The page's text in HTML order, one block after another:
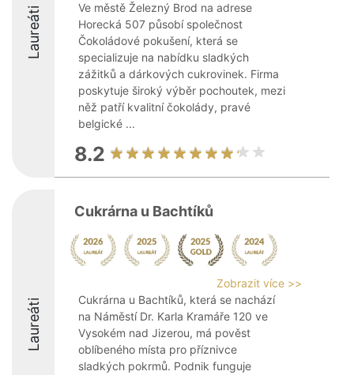
Laureáti
Ve městě Železný Brod na adrese
Horecká 507 působí společnost
Čokoládové pokušení, která se
specializuje na nabídku sladkých
zážitků a dárkových cukrovinek. Firma
poskytuje široký výběr pochoutek, mezi
něž patří kvalitní čokolády, pravé
belgické ...
8.2
Laureáti
Cukrárna u Bachtíků
Zobrazit více >>
Cukrárna u Bachtíků, která se nachází
na Náměstí Dr. Karla Kramáře 120 ve
Vysokém nad Jizerou, má pověst
oblíbeného místa pro příznivce
sladkých pokrmů. Podnik funguje